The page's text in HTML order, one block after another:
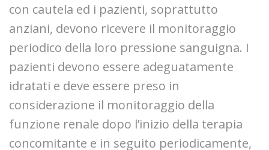
con cautela ed i pazienti, soprattutto
anziani, devono ricevere il monitoraggio
periodico della loro pressione sanguigna. I
pazienti devono essere adeguatamente
idratati e deve essere preso in
considerazione il monitoraggio della
funzione renale dopo l’inizio della terapia
concomitante e in seguito periodicamente,